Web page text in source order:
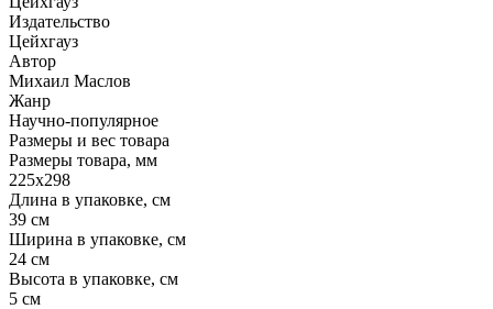
Издательство
Цейхгауз
Автор
Михаил Маслов
Жанр
Научно-популярное
Размеры и вес товара
Размеры товара, мм
225х298
Длина в упаковке, см
39 см
Ширина в упаковке, см
24 см
Высота в упаковке, см
5 см